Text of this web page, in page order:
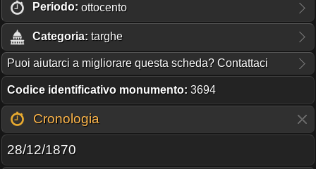
Periodo: ottocento
Categoria: targhe
Puoi aiutarci a migliorare questa scheda? Contattaci
Codice identificativo monumento: 3694
Cronologia
28/12/1870